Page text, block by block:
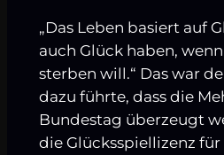
„Das Leben basiert auf
auch Glück haben,
sterben will.“ Das war
dazu führte, dass die
Bundestag überzeugt
die Glücksspiellizenz